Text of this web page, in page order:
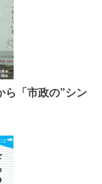
ら「市政の”シン